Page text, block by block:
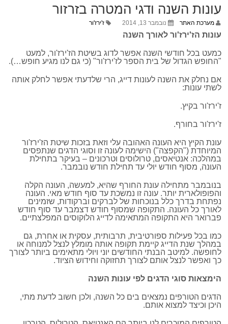
עונות השנה ודגי המטרה בזרזור
מערכת האתר נובמבר 13, 2014 ז'ירז'ור
עונות הז'ירז'ור לאורך השנה
כמעט בכל חודשי השנה אפשר לדוג בשיטת הז'ירז'ור, למעט
"החופש הגדול של בית הספר לז'ירז'ור" (כי גם לנו מגיע חופש…).
אם נחלק את השנה לעונות דייג, הרי שלדעתי אפשר לחלק אותה
לשתי עונות:
ז'ירז'ור בקיץ.
ז'ירז'ור בחורף.
עונת הקיץ היא העונה האהובה עלי וזאת בזכות שיטת הז'ירז'ור
המיוחדת ("הקפצה") הישימה לעונה זו וסוגי הדגים שנתפסים
במהלכה: אנטיאסים, טרולוסים וטרכונים – בעיקר בתחילת
העונה, מסוף חודש יולי עד תחילת חודש נובמבר.
בנובמבר מתחילה עונת החורף שהיא, למעשה, העונה הקלה
והפופולארית יותר. עונה זו נמשכת עד סוף חודש מאי. העונה
נפתחת בדרך כלל בנוכחות של לברקים וברקודות, שזמינים
לאורך כל העונה. התקופה שמסוף חודש דצמבר עד סוף חודש
פברואר היא התקופה המתאימה לדייג הלוקוסים המפלצתיים.
כמו בכל פעילות ספורטיבית, תרבותית, עסקית או אחרת, גם
במהלך שנת הדייג קיימת תקופה אותה מומלץ לנצל למנוחה או
לחופשה. למיטב הבנתי החודשים יוני ויולי מתאימים ביותר לצורך
כך ואפשר לנצל אותם לצורך תחזוקה וחידוש הציוד.
הימצאות סוגי הדגים לפי עונות השנה
הדגים הטורפים נמצאים בים כל השנה, ולכן חשוב לדעת מתי,
היכן וכיצד למצוא אותם.